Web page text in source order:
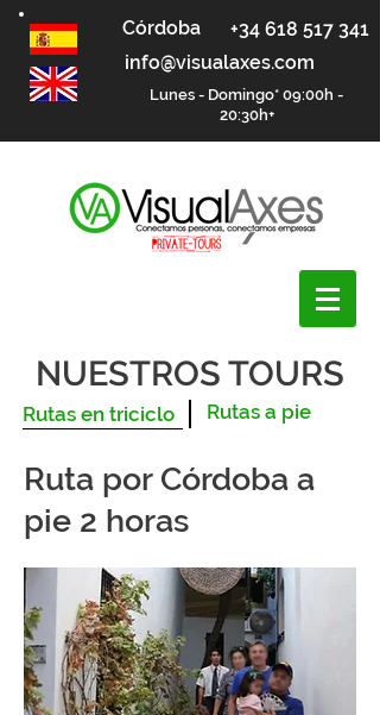
Córdoba
info@visualaxes.com
Lunes - Domingo* 09:00h -
20:30h+
+34 618 517 341
NUESTROS TOURS
Rutas en triciclo Rutas a pie
Ruta por Córdoba a
pie 2 horas